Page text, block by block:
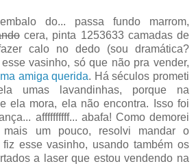
do... passa fundo marrom,
cera, pinta 1253633 camadas de
calo no dedo (sou dramática?
vasinho, só que não pra vender,
amiga querida. Há séculos prometi
umas lavandinhas, porque na
ela mora, ela não encontra. Isso foi
affffffffff... abafa! Como demorei
um pouco, resolvi mandar o
esse vasinho, usando também os
a laser que estou vendendo na